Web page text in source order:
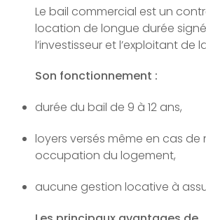
Le bail commercial est un
location de longue durée
l’investisseur et l’exploitant de
Son fonctionnement :
durée du bail de 9 à 12 ans,
loyers versés même en cas de
occupation du logement,
aucune gestion locative à